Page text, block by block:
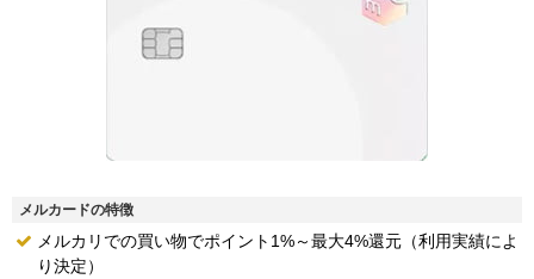
メルカードの特徴
メルカリでの買い物でポイント1%～最大4%還元（利用実績によ
り決定）